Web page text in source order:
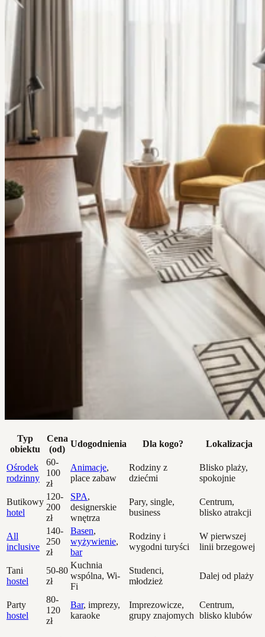
Typ
obiektu
Cena
(od)
Udogodnienia Dla kogo? Lokalizacja
Ośrodek
rodzinny
60-
100
zł
Animacje,
place zabaw
Rodziny z
dziećmi
Blisko plaży,
spokojnie
Butikowy
hotel
120-
200
zł
SPA,
designerskie
wnętrza
Pary, single,
business
Centrum,
blisko atrakcji
All
inclusive
140-
250
zł
Basen,
wyżywienie,
bar
Rodziny i
wygodni turyści
W pierwszej
linii brzegowej
Tani
hostel
50-80
zł
Kuchnia
wspólna, Wi-
Fi
Studenci,
młodzież
Dalej od plaży
Party
hostel
80-
120
zł
Bar, imprezy,
karaoke
Imprezowicze,
grupy znajomych
Centrum,
blisko klubów